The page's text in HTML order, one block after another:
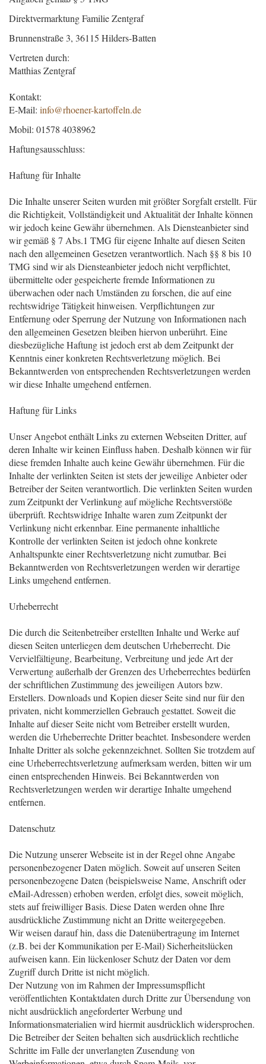
Direktvermarktung Familie Zentgraf
Brunnenstraße 3, 36115 Hilders-Batten
Vertreten durch:
Matthias Zentgraf
Kontakt:
E-Mail: info@rhoener-kartoffeln.de
Mobil: 01578 4038962
Haftungsausschluss:
Haftung für Inhalte
Die Inhalte unserer Seiten wurden mit größter Sorgfalt erstellt. Für
die Richtigkeit, Vollständigkeit und Aktualität der Inhalte können
wir jedoch keine Gewähr übernehmen. Als Diensteanbieter sind
wir gemäß § 7 Abs.1 TMG für eigene Inhalte auf diesen Seiten
nach den allgemeinen Gesetzen verantwortlich. Nach §§ 8 bis 10
TMG sind wir als Diensteanbieter jedoch nicht verpflichtet,
übermittelte oder gespeicherte fremde Informationen zu
überwachen oder nach Umständen zu forschen, die auf eine
rechtswidrige Tätigkeit hinweisen. Verpflichtungen zur
Entfernung oder Sperrung der Nutzung von Informationen nach
den allgemeinen Gesetzen bleiben hiervon unberührt. Eine
diesbezügliche Haftung ist jedoch erst ab dem Zeitpunkt der
Kenntnis einer konkreten Rechtsverletzung möglich. Bei
Bekanntwerden von entsprechenden Rechtsverletzungen werden
wir diese Inhalte umgehend entfernen.
Haftung für Links
Unser Angebot enthält Links zu externen Webseiten Dritter, auf
deren Inhalte wir keinen Einfluss haben. Deshalb können wir für
diese fremden Inhalte auch keine Gewähr übernehmen. Für die
Inhalte der verlinkten Seiten ist stets der jeweilige Anbieter oder
Betreiber der Seiten verantwortlich. Die verlinkten Seiten wurden
zum Zeitpunkt der Verlinkung auf mögliche Rechtsverstöße
überprüft. Rechtswidrige Inhalte waren zum Zeitpunkt der
Verlinkung nicht erkennbar. Eine permanente inhaltliche
Kontrolle der verlinkten Seiten ist jedoch ohne konkrete
Anhaltspunkte einer Rechtsverletzung nicht zumutbar. Bei
Bekanntwerden von Rechtsverletzungen werden wir derartige
Links umgehend entfernen.
Urheberrecht
Die durch die Seitenbetreiber erstellten Inhalte und Werke auf
diesen Seiten unterliegen dem deutschen Urheberrecht. Die
Vervielfältigung, Bearbeitung, Verbreitung und jede Art der
Verwertung außerhalb der Grenzen des Urheberrechtes bedürfen
der schriftlichen Zustimmung des jeweiligen Autors bzw.
Erstellers. Downloads und Kopien dieser Seite sind nur für den
privaten, nicht kommerziellen Gebrauch gestattet. Soweit die
Inhalte auf dieser Seite nicht vom Betreiber erstellt wurden,
werden die Urheberrechte Dritter beachtet. Insbesondere werden
Inhalte Dritter als solche gekennzeichnet. Sollten Sie trotzdem auf
eine Urheberrechtsverletzung aufmerksam werden, bitten wir um
einen entsprechenden Hinweis. Bei Bekanntwerden von
Rechtsverletzungen werden wir derartige Inhalte umgehend
entfernen.
Datenschutz
Die Nutzung unserer Webseite ist in der Regel ohne Angabe
personenbezogener Daten möglich. Soweit auf unseren Seiten
personenbezogene Daten (beispielsweise Name, Anschrift oder
eMail-Adressen) erhoben werden, erfolgt dies, soweit möglich,
stets auf freiwilliger Basis. Diese Daten werden ohne Ihre
ausdrückliche Zustimmung nicht an Dritte weitergegeben.
Wir weisen darauf hin, dass die Datenübertragung im Internet
(z.B. bei der Kommunikation per E-Mail) Sicherheitslücken
aufweisen kann. Ein lückenloser Schutz der Daten vor dem
Zugriff durch Dritte ist nicht möglich.
Der Nutzung von im Rahmen der Impressumspflicht
veröffentlichten Kontaktdaten durch Dritte zur Übersendung von
nicht ausdrücklich angeforderter Werbung und
Informationsmaterialien wird hiermit ausdrücklich widersprochen.
Die Betreiber der Seiten behalten sich ausdrücklich rechtliche
Schritte im Falle der unverlangten Zusendung von